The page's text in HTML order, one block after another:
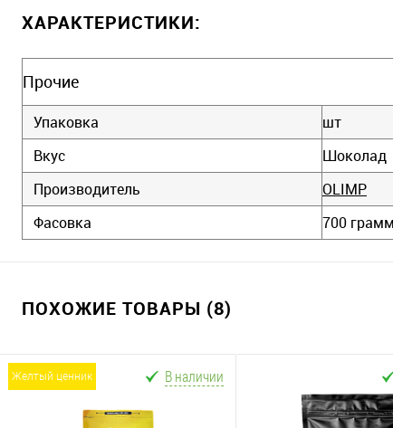
ХАРАКТЕРИСТИКИ:
Прочие
Упаковка
шт
Вкус
Шоколад
Производитель
OLIMP
Фасовка
700 грамм
ПОХОЖИЕ ТОВАРЫ (8)
желтый ценник В наличии